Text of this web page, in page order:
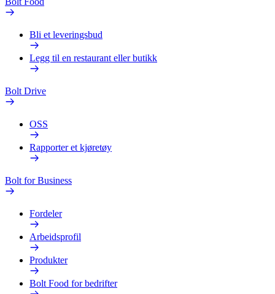
Bli et leveringsbud
Legg til en restaurant eller butikk
Bolt Drive
OSS
Rapporter et kjøretøy
Bolt for Business
Fordeler
Arbeidsprofil
Produkter
Bolt Food for bedrifter